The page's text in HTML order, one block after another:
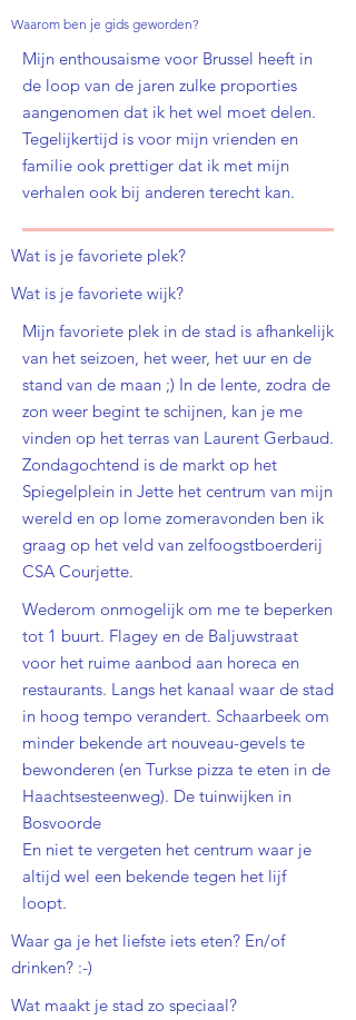
Waarom ben je gids geworden?
Mijn enthousaisme voor Brussel heeft in
de loop van de jaren zulke proporties
aangenomen dat ik het wel moet delen.
Tegelijkertijd is voor mijn vrienden en
familie ook prettiger dat ik met mijn
verhalen ook bij anderen terecht kan.
Wat is je favoriete plek?
Wat is je favoriete wijk?
Mijn favoriete plek in de stad is afhankelijk
van het seizoen, het weer, het uur en de
stand van de maan ;) In de lente, zodra de
zon weer begint te schijnen, kan je me
vinden op het terras van Laurent Gerbaud.
Zondagochtend is de markt op het
Spiegelplein in Jette het centrum van mijn
wereld en op lome zomeravonden ben ik
graag op het veld van zelfoogstboerderij
CSA Courjette.
Wederom onmogelijk om me te beperken
tot 1 buurt. Flagey en de Baljuwstraat
voor het ruime aanbod aan horeca en
restaurants. Langs het kanaal waar de stad
in hoog tempo verandert. Schaarbeek om
minder bekende art nouveau-gevels te
bewonderen (en Turkse pizza te eten in de
Haachtsesteenweg). De tuinwijken in
Bosvoorde
En niet te vergeten het centrum waar je
altijd wel een bekende tegen het lijf
loopt.
Waar ga je het liefste iets eten? En/of
drinken? :-)
Wat maakt je stad zo speciaal?